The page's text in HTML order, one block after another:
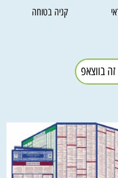
קניה בטוחה
בווצאפ